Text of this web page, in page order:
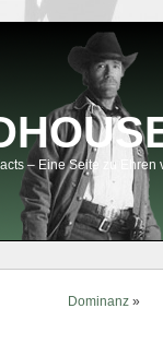
– Eine Seite zu
Dominanz»